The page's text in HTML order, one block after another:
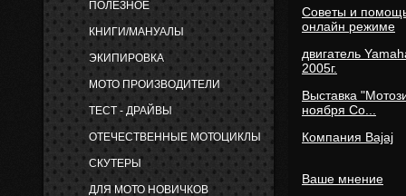
ПОЛЕЗНОЕ
КНИГИ/МАНУАЛЫ
ЭКИПИРОВКА
МОТО ПРОИЗВОДИТЕЛИ
ТЕСТ - ДРАЙВЫ
ОТЕЧЕСТВЕННЫЕ МОТОЦИКЛЫ
СКУТЕРЫ
ДЛЯ МОТО НОВИЧКОВ
Советы и
онлайн режиме
двигатель
2005г.
Выставка
ноября Со...
Компания Bajaj
Ваше мнение
Аминь
A-n-t-o-n-i-o
заебачий сайт, гоните
extreme_13
1
canja555:
че опять за херня с сайтом!?